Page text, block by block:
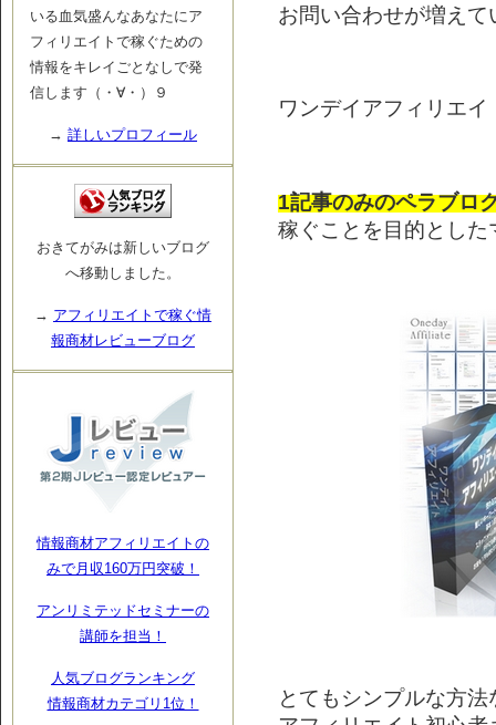
お問い合わせが増えて
ワンデイアフィリエイ
1記事のみのペラブロ
稼ぐことを目的とし
とてもシンプルな方法
いる血気盛んなあなたにア
フィリエイトで稼ぐための
情報をキレイごとなしで発
信します（・∀・）９
→ 詳しいプロフィール
おきてがみは新しいブログ
へ移動しました。
→ アフィリエイトで稼ぐ情
報商材レビューブログ
情報商材アフィリエイトの
みで月収160万円突破！
アンリミテッドセミナーの
講師を担当！
人気ブログランキング
情報商材カテゴリ1位！